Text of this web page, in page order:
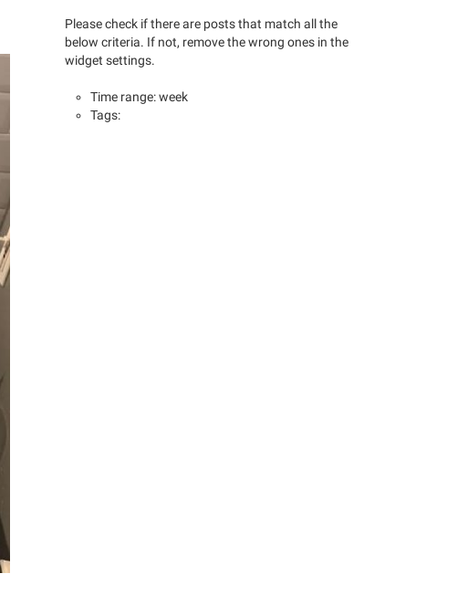
Please check if there are posts that match all the
below criteria. If not, remove the wrong ones in the
widget settings.
Time range: week
Tags: